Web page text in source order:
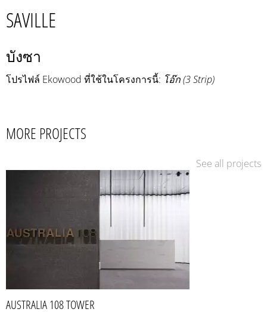
SAVILLE
บังซา
โปรไฟล์ Ekowood ที่ใช้ในโครงการนี้: โอ๊ก (3 Strip)
MORE PROJECTS
See all projects
AUSTRALIA 108 TOWER